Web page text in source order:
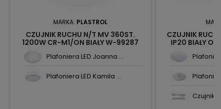
MARKA: PLASTROL
CZUJNIK RUCHU N/T MV 360ST.
1200W CR-M1/ON BIAŁY W-99287
Plafoniera LED Joanna ...
Plafoniera LED Kamila ...
CZUJNIK
IP20 BIAŁY
Czujnik